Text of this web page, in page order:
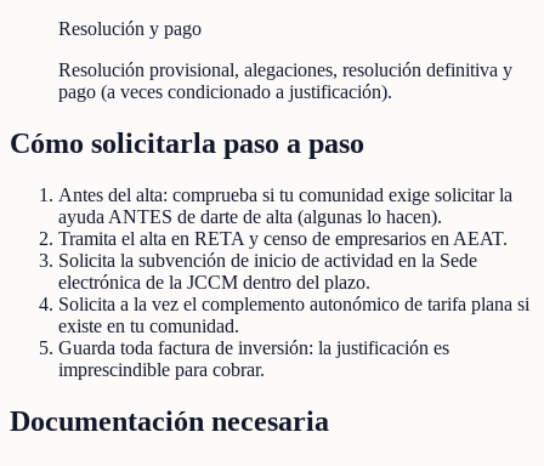
Resolución y pago
Resolución provisional, alegaciones, resolución definitiva y
pago (a veces condicionado a justificación).
Cómo solicitarla paso a paso
Antes del alta: comprueba si tu comunidad exige solicitar la
ayuda ANTES de darte de alta (algunas lo hacen).
Tramita el alta en RETA y censo de empresarios en AEAT.
Solicita la subvención de inicio de actividad en la Sede
electrónica de la JCCM dentro del plazo.
Solicita a la vez el complemento autonómico de tarifa plana si
existe en tu comunidad.
Guarda toda factura de inversión: la justificación es
imprescindible para cobrar.
Documentación necesaria